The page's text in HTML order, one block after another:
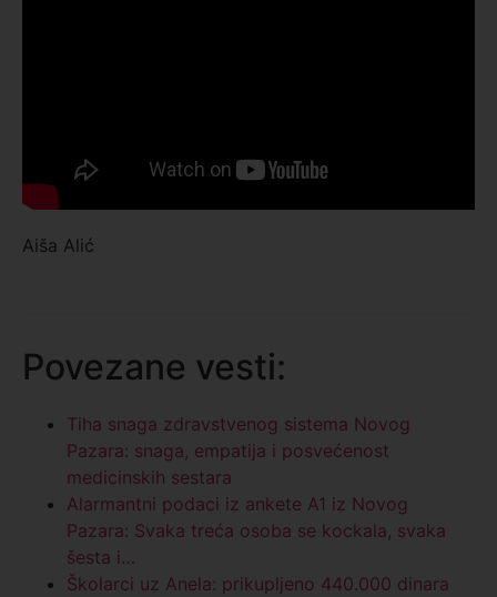
Aiša Alić
Povezane vesti:
Tiha snaga zdravstvenog sistema Novog
Pazara: snaga, empatija i posvećenost
medicinskih sestara
Alarmantni podaci iz ankete A1 iz Novog
Pazara: Svaka treća osoba se kockala, svaka
šesta i…
Školarci uz Anela: prikupljeno 440.000 dinara